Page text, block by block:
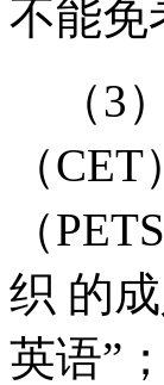
不能免
（3
（
（
织 的
英语”；